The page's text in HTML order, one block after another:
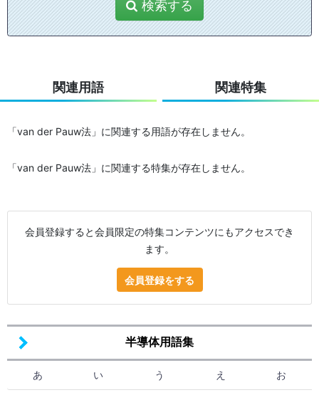
半導体用語集
あ い う え お
検索する
関連用語 関連特集
「van der Pauw法」に関連する用語が存在しません。
「van der Pauw法」に関連する特集が存在しません。
会員登録すると会員限定の特集コンテンツにもアクセスでき
ます。
会員登録をする